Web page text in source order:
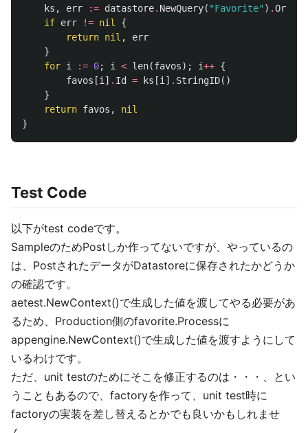
ks , err := datastore. NewQuery( "Favorite" ) .Order
if err != nil
{
return nil ,
err
}
for i := 0; i < len(favos); i++ {
favos [i ] . Id = ks [i ] . StringID()
}
return favos ,
nil
}
Test Code
以下がtest codeです。
SampleのためPostしか作ってないですが、やっているの
は、PostされたデータがDatastoreに保存されたかどうか
の確認です。
aetest.NewContext()で生成した値を渡してやる必要があ
るため、Production側のfavorite.Processに
appengine.NewContext()で生成した値を渡すようにして
いるわけです。
ただ、unit testのためにそこを修正するのは・・・、とい
うこともあるので、factoryを作って、unit test時に
factoryの実装を差し替えるとかでも良いかもしれませ